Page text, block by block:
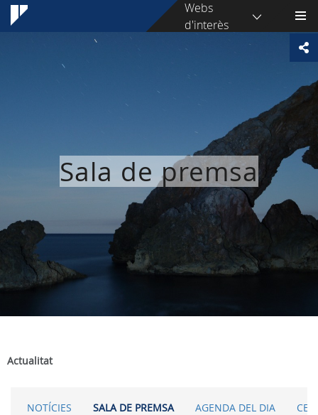
Webs
d'interès
Sala de premsa
Actualitat
NOTÍCIES SALA DE PREMSA AGENDA DEL DIA